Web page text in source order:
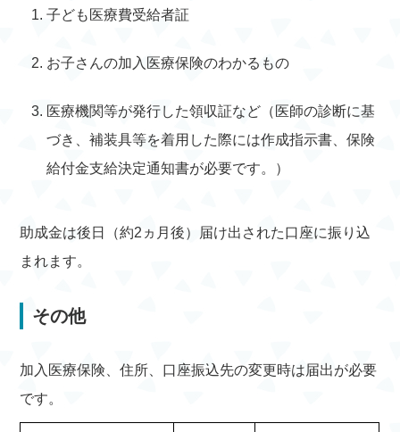
子ども医療費受給者証
お子さんの加入医療保険のわかるもの
医療機関等が発行した領収証など（医師の診断に基
づき、補装具等を着用した際には作成指示書、保険
給付金支給決定通知書が必要です。）
助成金は後日（約2ヵ月後）届け出された口座に振り込
まれます。
その他
加入医療保険、住所、口座振込先の変更時は届出が必要
です。